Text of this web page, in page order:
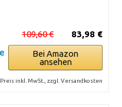
83,98 €
109,60 €
Bei Amazon
ansehen
Preis inkl. MwSt., zzgl. Versandkosten